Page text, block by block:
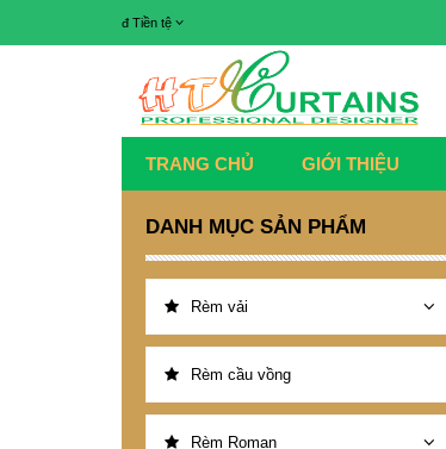
đ Tiền tệ
TRANG CHỦ GIỚI THIỆU
DANH MỤC SẢN PHẨM
Rèm vải
Rèm cầu vồng
Rèm Roman